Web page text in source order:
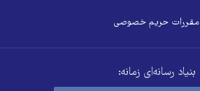
مقررات حریم خصوصی
بنیاد رسانه‌ای زمانه: